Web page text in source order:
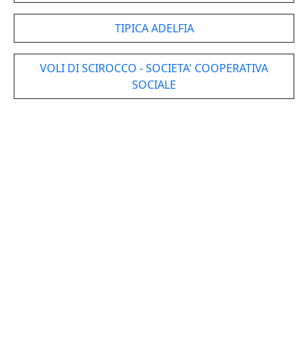
TIPICA ADELFIA
VOLI DI SCIROCCO - SOCIETA' COOPERATIVA
SOCIALE